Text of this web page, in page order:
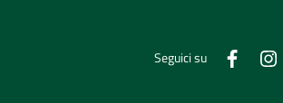
Seguici su